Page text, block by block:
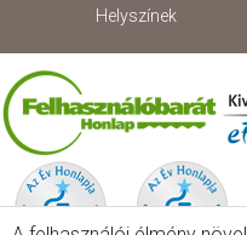
Helyszínek